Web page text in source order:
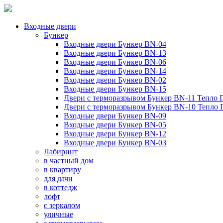
Входные двери
Бункер
Входные двери Бункер BN-04
Входные двери Бункер BN-13
Входные двери Бункер BN-06
Входные двери Бункер BN-14
Входные двери Бункер BN-02
Входные двери Бункер BN-15
Двери с терморазрывом Бункер BN-11 Тепло
Двери с терморазрывом Бункер BN-10 Тепло
Входные двери Бункер BN-09
Входные двери Бункер BN-05
Входные двери Бункер BN-12
Входные двери Бункер BN-03
Лабиринт
в частный дом
в квартиру
для дачи
в коттедж
лофт
с зеркалом
уличные